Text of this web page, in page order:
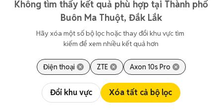
Không tìm thấy kết quả phù hợp tại Thành phố
Buôn Ma Thuột, Đắk Lắk
Hãy xóa một số bộ lọc hoặc thay đổi khu vực tìm
kiếm để xem nhiều kết quả hơn
Điện thoại ZTE Axon 10s Pro
Đổi khu vực Xóa tất cả bộ lọc